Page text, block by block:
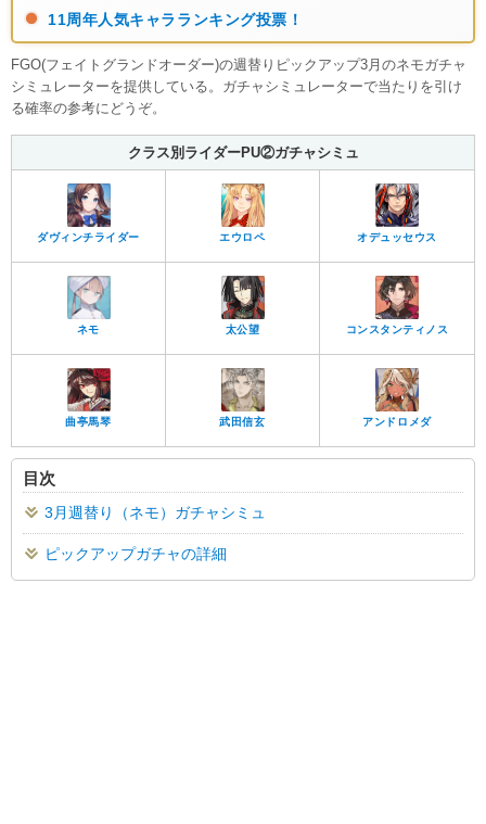
11周年人気キャラランキング投票！
FGO(フェイトグランドオーダー)の週替りピックアップ3月のネモガチャ
シミュレーターを提供している。ガチャシミュレーターで当たりを引け
る確率の参考にどうぞ。
クラス別ライダーPU②ガチャシミュ
ダヴィンチライダー エウロペ オデュッセウス
ネモ 太公望 コンスタンティノス
曲亭馬琴 武田信玄 アンドロメダ
目次
3月週替り（ネモ）ガチャシミュ
ピックアップガチャの詳細